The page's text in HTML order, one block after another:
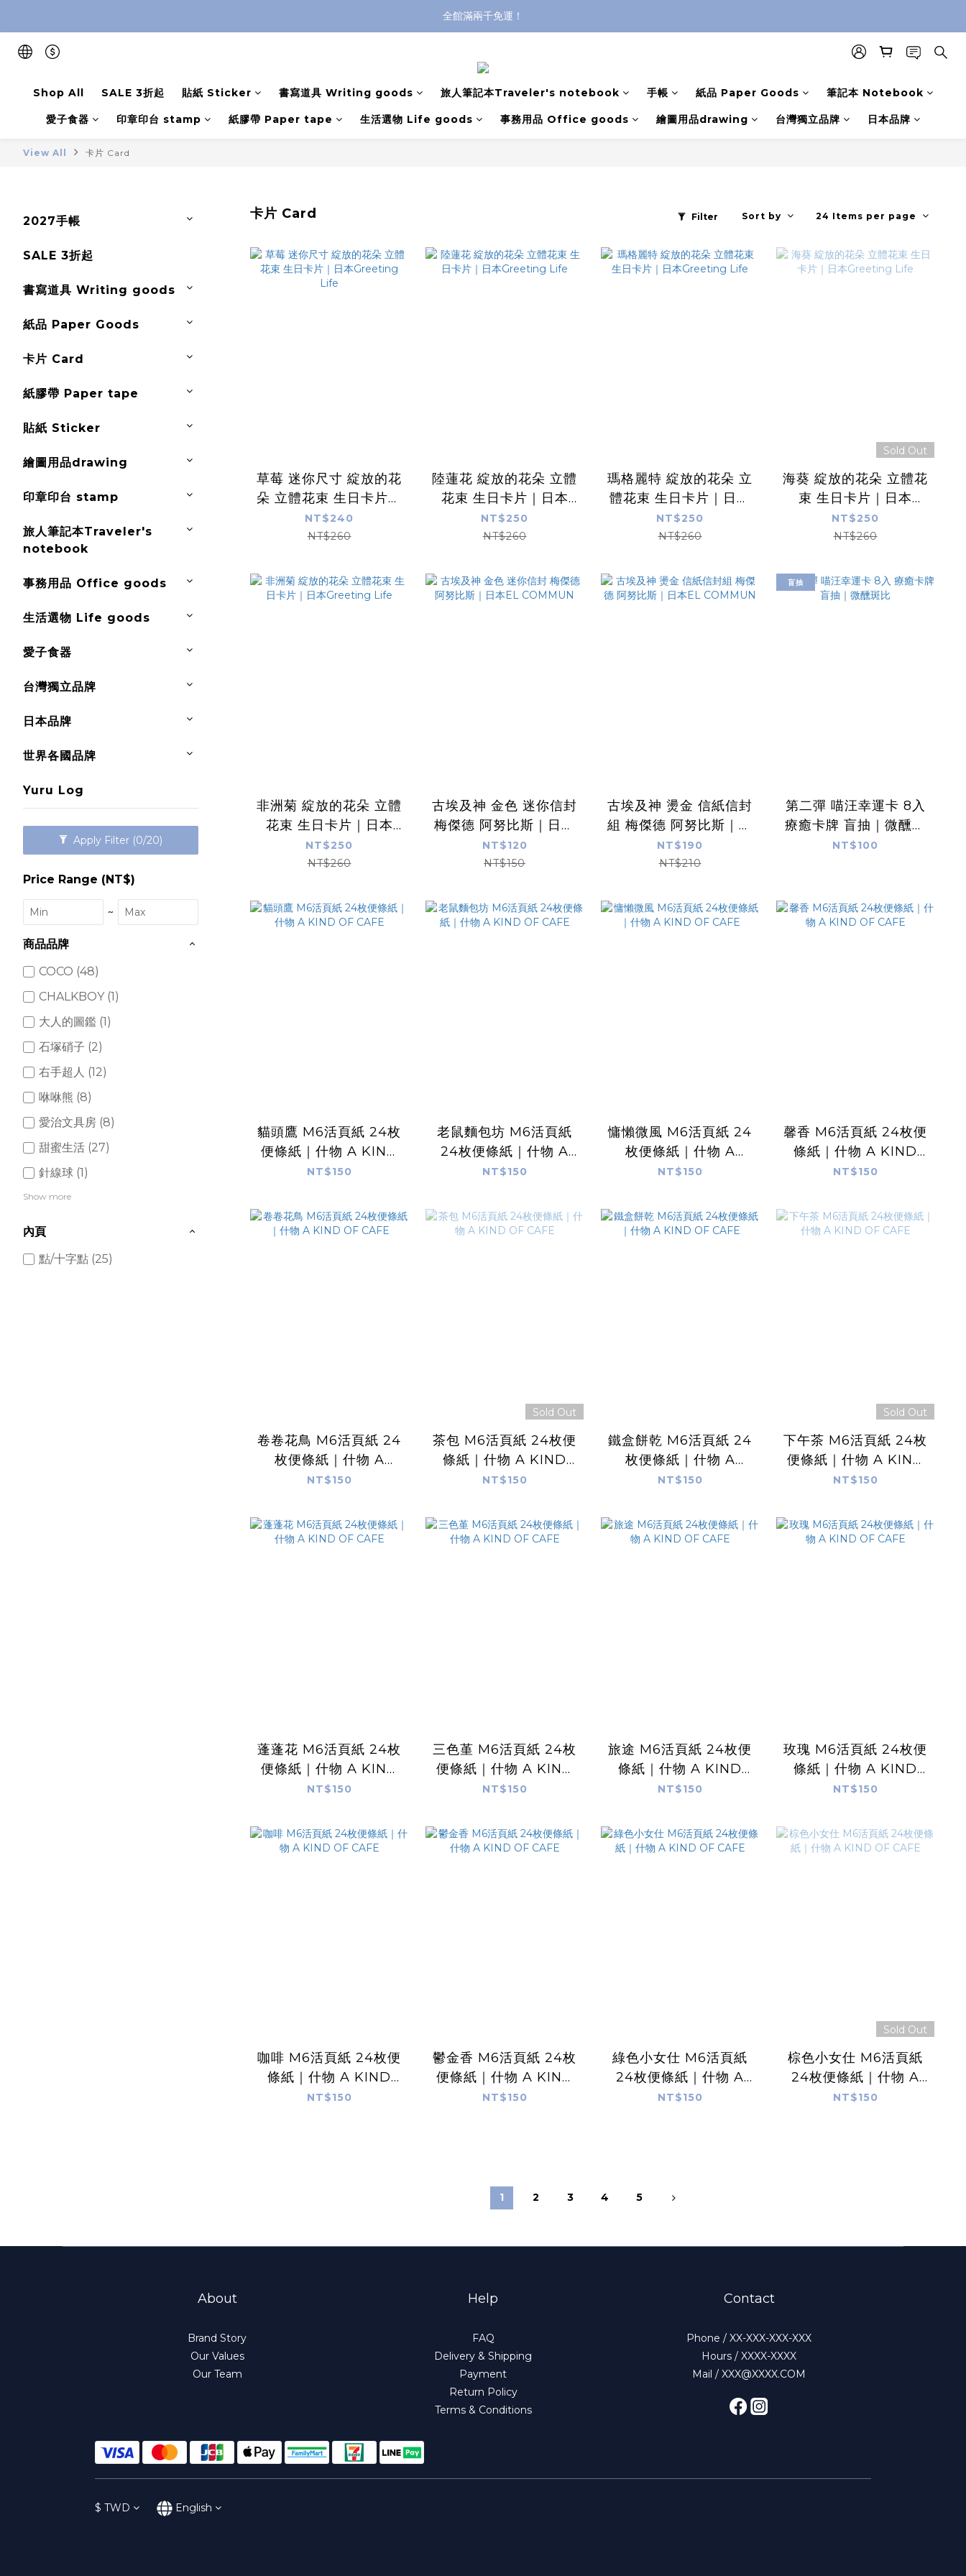
全館滿兩千免運！
全館滿兩千免運！
Shop All
SALE 3折起 貼紙 Sticker 書寫道具 Writing goods 旅人筆記本Traveler's notebook 手帳 紙品 Paper Goods 筆記本 Notebook
愛子食器 印章印台 stamp 紙膠帶 Paper tape 生活選物 Life goods 事務用品 Office goods 繪圖用品drawing 台灣獨立品牌 日本品牌
View All 卡片 Card
2027手帳
SALE 3折起
書寫道具 Writing goods
紙品 Paper Goods
卡片 Card
紙膠帶 Paper tape
貼紙 Sticker
繪圖用品drawing
印章印台 stamp
旅人筆記本Traveler's
notebook
事務用品 Office goods
生活選物 Life goods
愛子食器
台灣獨立品牌
日本品牌
世界各國品牌
Yuru Log
Apply Filter (0/20)
Price Range (NT$)
~
商品品牌
COCO (48)
CHALKBOY (1)
大人的圖鑑 (1)
石塚硝子 (2)
右手超人 (12)
咻咻熊 (8)
愛治文具房 (8)
甜蜜生活 (27)
針線球 (1)
Show more
內頁
點/十字點 (25)
卡片 Card Filter Sort by 24 Items per page
草莓 迷你尺寸 綻放的花
朵 立體花束 生日卡片｜
日本Greeting Life
NT$240
NT$260
陸蓮花 綻放的花朵 立體
花束 生日卡片｜日本
Greeting Life
NT$250
NT$260
瑪格麗特 綻放的花朵 立
體花束 生日卡片｜日本
Greeting Life
NT$250
NT$260
Sold Out
海葵 綻放的花朵 立體花
束 生日卡片｜日本
Greeting Life
NT$250
NT$260
非洲菊 綻放的花朵 立體
花束 生日卡片｜日本
Greeting Life
NT$250
NT$260
古埃及神 金色 迷你信封
梅傑德 阿努比斯｜日本
EL COMMUN
NT$120
NT$150
古埃及神 燙金 信紙信封
組 梅傑德 阿努比斯｜日
本EL COMMUN
NT$190
NT$210
盲抽
第二彈 喵汪幸運卡 8入
療癒卡牌 盲抽｜微醺斑
比
NT$100
貓頭鷹 M6活頁紙 24枚
便條紙｜什物 A KIND
OF CAFE
NT$150
老鼠麵包坊 M6活頁紙
24枚便條紙｜什物 A
KIND OF CAFE
NT$150
慵懶微風 M6活頁紙 24
枚便條紙｜什物 A
KIND OF CAFE
NT$150
馨香 M6活頁紙 24枚便
條紙｜什物 A KIND
OF CAFE
NT$150
卷卷花鳥 M6活頁紙 24
枚便條紙｜什物 A
KIND OF CAFE
NT$150
Sold Out
茶包 M6活頁紙 24枚便
條紙｜什物 A KIND
OF CAFE
NT$150
鐵盒餅乾 M6活頁紙 24
枚便條紙｜什物 A
KIND OF CAFE
NT$150
Sold Out
下午茶 M6活頁紙 24枚
便條紙｜什物 A KIND
OF CAFE
NT$150
蓬蓬花 M6活頁紙 24枚
便條紙｜什物 A KIND
OF CAFE
NT$150
三色堇 M6活頁紙 24枚
便條紙｜什物 A KIND
OF CAFE
NT$150
旅途 M6活頁紙 24枚便
條紙｜什物 A KIND
OF CAFE
NT$150
玫瑰 M6活頁紙 24枚便
條紙｜什物 A KIND
OF CAFE
NT$150
咖啡 M6活頁紙 24枚便
條紙｜什物 A KIND
OF CAFE
NT$150
鬱金香 M6活頁紙 24枚
便條紙｜什物 A KIND
OF CAFE
NT$150
綠色小女仕 M6活頁紙
24枚便條紙｜什物 A
KIND OF CAFE
NT$150
Sold Out
棕色小女仕 M6活頁紙
24枚便條紙｜什物 A
KIND OF CAFE
NT$150
1 2 3 4 5
About
Brand Story
Our Values
Our Team
Help
FAQ
Delivery & Shipping
Payment
Return Policy
Terms & Conditions
Contact
Phone / XX-XXX-XXX-XXX
Hours / XXXX-XXXX
Mail / XXX@XXXX.COM
$ TWD English